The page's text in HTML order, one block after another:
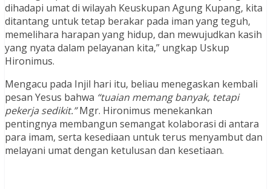
dihadapi umat di wilayah Keuskupan Agung Kupang, kita
ditantang untuk tetap berakar pada iman yang teguh,
memelihara harapan yang hidup, dan mewujudkan kasih
yang nyata dalam pelayanan kita,” ungkap Uskup
Hironimus.
Mengacu pada Injil hari itu, beliau menegaskan kembali
pesan Yesus bahwa “tuaian memang banyak, tetapi
pekerja sedikit.”Mgr. Hironimus menekankan
pentingnya membangun semangat kolaborasi di antara
para imam, serta kesediaan untuk terus menyambut dan
melayani umat dengan ketulusan dan kesetiaan.